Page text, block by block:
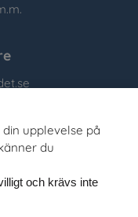
egna material
högskolor. Tjänsten
och
upplevelse på
du
och krävs inte